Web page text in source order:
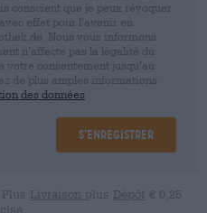
conscient que je peux révoquer
effet pour l’avenir en
Nous vous informons
n’affecte pas la légalité du
consentement jusqu’au
de plus amples informations
des données
S’enregistrer
Livraison plus Dépôt € 0,25